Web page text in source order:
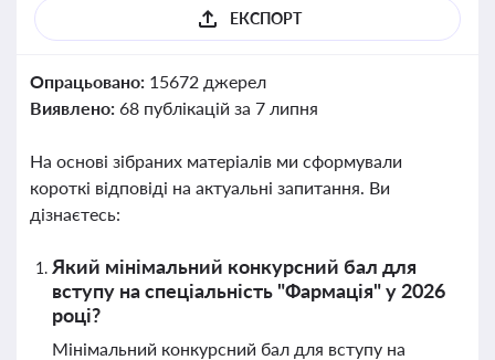
ЕКСПОРТ
Опрацьовано: 15672 джерел
Виявлено: 68 публікацій за 7 липня
На основі зібраних матеріалів ми сформували
короткі відповіді на актуальні запитання. Ви
дізнаєтесь:
Який мінімальний конкурсний бал для
вступу на спеціальність "Фармація" у 2026
році?
Мінімальний конкурсний бал для вступу на